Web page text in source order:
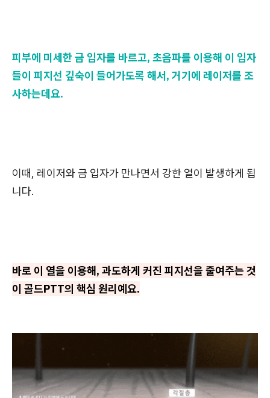
피부에 미세한 금 입자를 바르고, 초음파를 이용해 이 입자
들이 피지선 깊숙이 들어가도록 해서, 거기에 레이저를 조
사하는데요.
이때, 레이저와 금 입자가 만나면서 강한 열이 발생하게 됩
니다.
바로 이 열을 이용해, 과도하게 커진 피지선을 줄여주는 것
이 골드PTT의 핵심 원리예요.